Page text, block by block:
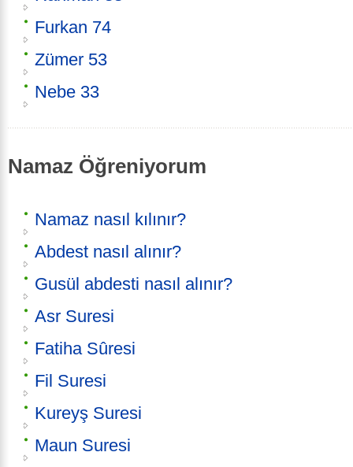
Furkan 74
Zümer 53
Nebe 33
Namaz Öğreniyorum
Namaz nasıl kılınır?
Abdest nasıl alınır?
Gusül abdesti nasıl alınır?
Asr Suresi
Fatiha Sûresi
Fil Suresi
Kureyş Suresi
Maun Suresi